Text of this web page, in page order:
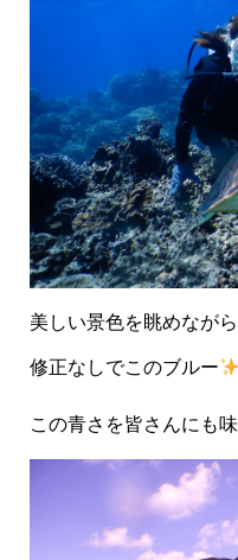
美しい景色を眺めなが
修正なしでこのブルー
この青さを皆さんにも